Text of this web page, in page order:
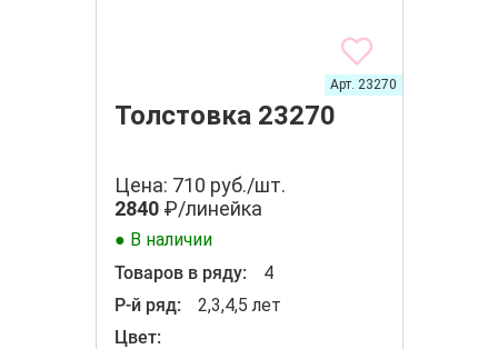
Толстовка 23270
Арт. 23270
Цена: 710 руб./шт.
2840₽/линейка
● В наличии
Товаров в ряду:
4
Р-й ряд:
2,3,4,5 лет
Цвет: